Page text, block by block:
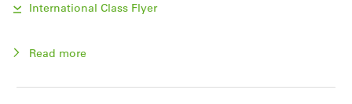
International Class Flyer
Read more